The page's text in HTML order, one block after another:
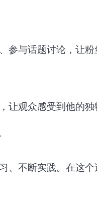
参与话题讨论，让
让观众感受到他的
、不断实践。在这